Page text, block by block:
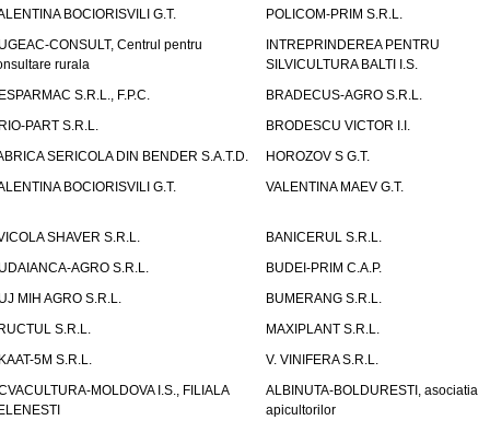
BOCIORISVILI G.T.
POLICOM-PRIM S.R.L.
CONSULT, Centrul pentru
rurala
INTREPRINDEREA PENTRU
SILVICULTURA BALTI I.S.
S.R.L., F.P.C.
BRADECUS-AGRO S.R.L.
PART S.R.L.
BRODESCU VICTOR I.I.
SERICOLA DIN BENDER S.A.T.D.
HOROZOV S G.T.
BOCIORISVILI G.T.
VALENTINA MAEV G.T.
SHAVER S.R.L.
BANICERUL S.R.L.
AGRO S.R.L.
BUDEI-PRIM C.A.P.
MIH AGRO S.R.L.
BUMERANG S.R.L.
S.R.L.
MAXIPLANT S.R.L.
5M S.R.L.
V. VINIFERA S.R.L.
MOLDOVA I.S., FILIALA
ALBINUTA-BOLDURESTI, asociatia
apicultorilor